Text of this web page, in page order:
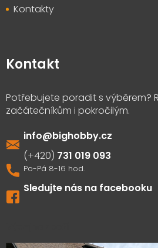
Kontakty
Kontakt
info@bighobby.cz
731 019 093
Sledujte nás na facebooku